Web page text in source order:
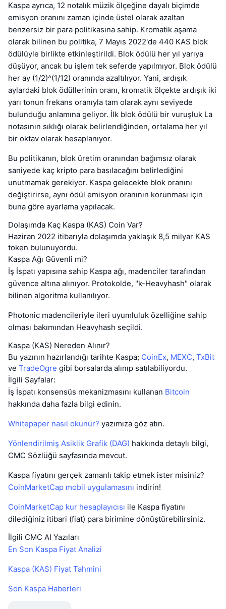
Kaspa ayrıca, 12 notalık müzik ölçeğine dayalı biçimde
emisyon oranını zaman içinde üstel olarak azaltan
benzersiz bir para politikasına sahip. Kromatik aşama
olarak bilinen bu politika, 7 Mayıs 2022'de 440 KAS blok
ödülüyle birlikte etkinleştirildi. Blok ödülü her yıl yarıya
düşüyor, ancak bu işlem tek seferde yapılmıyor. Blok ödülü
her ay (1/2)^(1/12) oranında azaltılıyor. Yani, ardışık
aylardaki blok ödüllerinin oranı, kromatik ölçekte ardışık iki
yarı tonun frekans oranıyla tam olarak aynı seviyede
bulunduğu anlamına geliyor. İlk blok ödülü bir vuruşluk La
notasının sıklığı olarak belirlendiğinden, ortalama her yıl
bir oktav olarak hesaplanıyor.
Bu politikanın, blok üretim oranından bağımsız olarak
saniyede kaç kripto para basılacağını belirlediğini
unutmamak gerekiyor. Kaspa gelecekte blok oranını
değiştirirse, aynı ödül emisyon oranının korunması için
buna göre ayarlama yapılacak.
Dolaşımda Kaç Kaspa (KAS) Coin Var?
Haziran 2022 itibarıyla dolaşımda yaklaşık 8,5 milyar KAS
token bulunuyordu.
Kaspa Ağı Güvenli mi?
İş İspatı yapısına sahip Kaspa ağı, madenciler tarafından
güvence altına alınıyor. Protokolde, "k-Heavyhash" olarak
bilinen algoritma kullanılıyor.
Photonic madencileriyle ileri uyumluluk özelliğine sahip
olması bakımından Heavyhash seçildi.
Kaspa (KAS) Nereden Alınır?
Bu yazının hazırlandığı tarihte Kaspa; CoinEx, MEXC, TxBit
ve TradeOgre gibi borsalarda alınıp satılabiliyordu.
İlgili Sayfalar:
İş İspatı konsensüs mekanizmasını kullanan Bitcoin
hakkında daha fazla bilgi edinin.
Whitepaper nasıl okunur? yazımıza göz atın.
Yönlendirilmiş Asiklik Grafik (DAG) hakkında detaylı bilgi,
CMC Sözlüğü sayfasında mevcut.
Kaspa fiyatını gerçek zamanlı takip etmek ister misiniz?
CoinMarketCap mobil uygulamasını indirin!
CoinMarketCap kur hesaplayıcısı ile Kaspa fiyatını
dilediğiniz itibari (fiat) para birimine dönüştürebilirsiniz.
İlgili CMC AI Yazıları
En Son Kaspa Fiyat Analizi
Kaspa (KAS) Fiyat Tahmini
Son Kaspa Haberleri